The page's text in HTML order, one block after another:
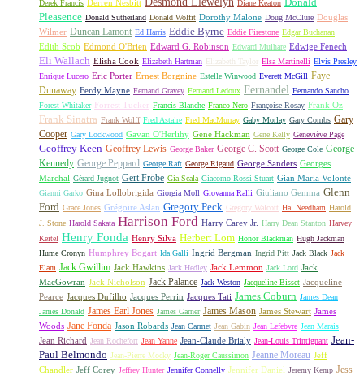
Derek Francis Derren Nesbitt Diane Keaton
Pleasence Donald Sutherland Donald Wolfit Dorothy Malone Doug McClure Douglas
Wilmer Duncan Lamont Ed Harris Eddie Byrne Eddie Firestone Edgar Buchanan
Edith Scob Edmond O'Brien Edward G. Robinson Edward Mulhare Edwige Fenech
Eli Wallach Elisha Cook Elizabeth Hartman Elizabeth Taylor Elsa Martinelli Elvis Presley
Enrique Lucero Eric Porter Ernest Borgnine Estelle Winwood Everett McGill Faye
Dunaway Ferdy Mayne Fernand Gravey Fernand Ledoux Fernandel
Fernando Sancho
Forest Whitaker Forrest Tucker Francis Blanche Franco Nero Françoise Rosay Frank Oz
Frank Sinatra Frank Wolff Fred Astaire Fred MacMurray Gaby Morlay Gary Combs Gary
Cooper Gary Lockwood Gavan O'Herlihy Gene Hackman Gene Kelly Geneviève Page
Geoffrey Keen Geoffrey Lewis George Baker George C. Scott George Cole George
Kennedy George Peppard George Raft George Rigaud George Sanders Georges
Marchal Gérard Jugnot Gert Fröbe Gia Scala Giacomo Rossi-Stuart Gian Maria Volonté
Gianni Garko Gina Lollobrigida Giorgia Moll Giovanna Ralli Giuliano Gemma Glenn
Ford Grace Jones Grégoire Aslan Gregory Peck Gregory Walcott Hal Needham Harold
J. Stone Harold Sakata Harrison Ford Harry Carey Jr. Harry Dean Stanton Harvey
Keitel Henry Fonda Henry Silva Herbert Lom Honor Blackman Hugh Jackman
Hume Cronyn Humphrey Bogart Ida Galli Ingrid Bergman Ingrid Pitt Jack Black Jack
Elam Jack Gwillim Jack Hawkins Jack Hedley Jack Lemmon Jack Lord Jack
MacGowran Jack Nicholson Jack Palance Jack Weston Jacqueline Bisset Jacqueline
Pearce Jacques Dufilho Jacques Perrin Jacques Tati James Coburn James Dean
James Donald James Earl Jones James Garner James Mason James Stewart James
Woods Jane Fonda Jason Robards Jean Carmet Jean Gabin Jean Lefebvre Jean Marais
Jean Richard Jean Rochefort Jean Yanne Jean-Claude Brialy Jean-Louis Trintignant Jean-
Paul Belmondo Jean-Pierre Mocky Jean-Roger Caussimon Jeanne Moreau Jeff
Chandler Jeff Corey Jeffrey Hunter Jennifer Connelly Jennifer Daniel Jeremy Kemp Jess